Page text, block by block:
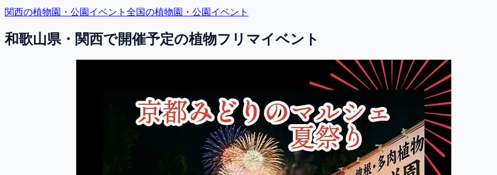
関西の植物園・公園イベント 全国の植物園・公園イベント
和歌山県・関西で開催予定の植物フリマイベント